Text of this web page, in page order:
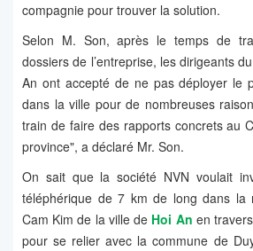
compagnie pour trouver la solution.
Selon M. Son, après le temps de
dossiers de l’entreprise, les dirigeants
An ont accepté de ne pas déployer le
dans la ville pour de nombreuses
train de faire des rapports concrets au
province", a déclaré Mr. Son.
On sait que la société NVN voulait
téléphérique de 7 km de long dans la
Cam Kim de la ville de Hoi An en
pour se relier avec la commune de